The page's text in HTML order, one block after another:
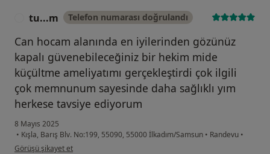
tu...m Telefon numarası doğrulandı
Can hocam alanında en iyilerinden gözünüz
kapalı güvenebileceğiniz bir hekim mide
küçültme ameliyatımı gerçekleştirdi çok ilgili
çok memnunum sayesinde daha sağlıklı yım
herkese tavsiye ediyorum
8 Mayıs 2025
• Kışla, Barış Blv. No:199, 55090, 55000 İlkadım/Samsun • Randevu •
kullanıcının görüşüne göre tu...m
Görüşü şikayet et